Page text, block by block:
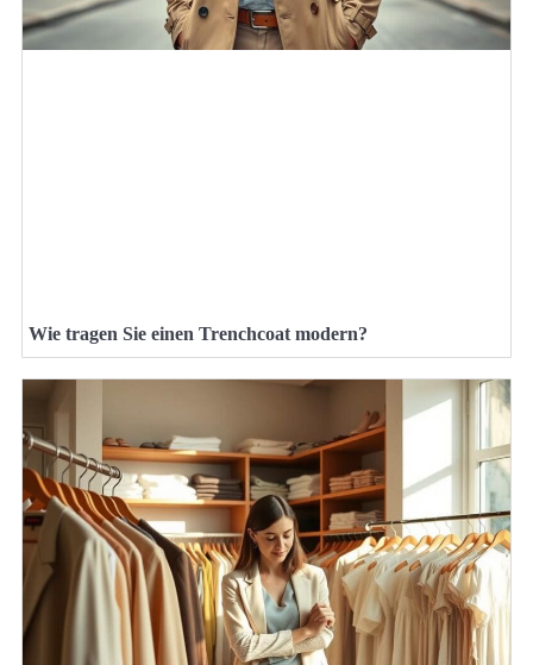
Wie tragen Sie einen Trenchcoat modern?